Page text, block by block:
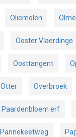
Oliemolen
Ooster Vlaerdinge
Oosttangent
Otter Overbroek
Paardenbloem erf
Pannekeetweg